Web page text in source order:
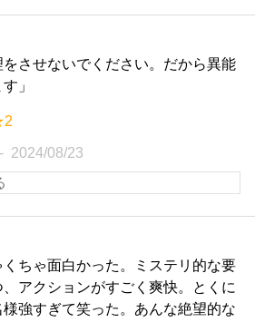
をさせないでください。だから異能
」
2024/08/23
ちゃ面白かった。ミステリ的な要
アクションがすごく爽快。とくに
様強すぎて笑った。あんな絶望的な